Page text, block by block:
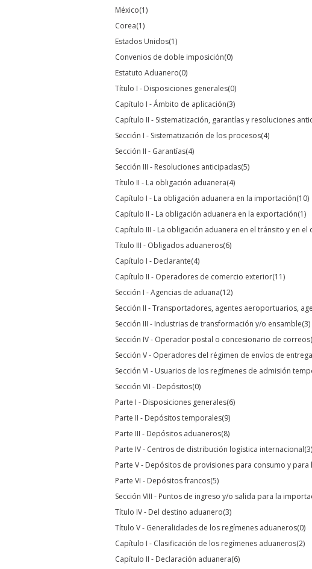
México(1)
Corea(1)
Estados Unidos(1)
Convenios de doble imposición(0)
Estatuto Aduanero(0)
Título I - Disposiciones generales(0)
Capítulo I - Ámbito de aplicación(3)
Capítulo II - Sistematización, garantías y resoluciones
Sección I - Sistematización de los procesos(4)
Sección II - Garantías(4)
Sección III - Resoluciones anticipadas(5)
Título II - La obligación aduanera(4)
Capítulo I - La obligación aduanera en la importación(10)
Capítulo II - La obligación aduanera en la exportación(1)
Capítulo III - La obligación aduanera en el tránsito y en
Título III - Obligados aduaneros(6)
Capítulo I - Declarante(4)
Capítulo II - Operadores de comercio exterior(11)
Sección I - Agencias de aduana(12)
Sección II - Transportadores, agentes aeroportuarios,
Sección III - Industrias de transformación y/o ensamble(3)
Sección IV - Operador postal o concesionario de correos
Sección V - Operadores del régimen de envíos de
Sección VI - Usuarios de los regímenes de admisión
Sección VII - Depósitos(0)
Parte I - Disposiciones generales(6)
Parte II - Depósitos temporales(9)
Parte III - Depósitos aduaneros(8)
Parte IV - Centros de distribución logística internacional(3)
Parte V - Depósitos de provisiones para consumo y para
Parte VI - Depósitos francos(5)
Sección VIII - Puntos de ingreso y/o salida para la
Título IV - Del destino aduanero(3)
Título V - Generalidades de los regímenes aduaneros(0)
Capítulo I - Clasificación de los regímenes aduaneros(2)
Capítulo II - Declaración aduanera(6)